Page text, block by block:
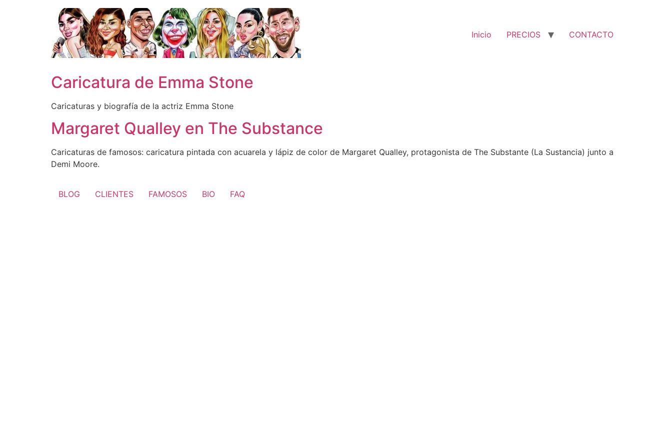
Inicio PRECIOS CONTACTO
Caricatura de Emma Stone
Caricaturas y biografía de la actriz Emma Stone
Margaret Qualley en The Substance
Caricaturas de famosos: caricatura pintada con acuarela y lápiz de color de Margaret Qualley, protagonista de The Substante (La Sustancia) junto a
Demi Moore.
BLOG CLIENTES FAMOSOS BIO FAQ